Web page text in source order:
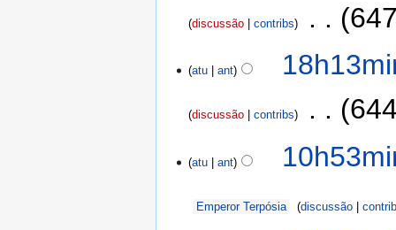
discussão contribs
atu ant
discussão contribs
atu ant
Emperor Terpósia discussão